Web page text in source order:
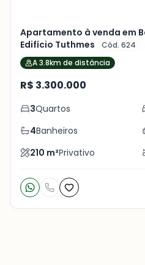
Apartamento à venda em
Edifício Tuthmes
Cód. 624
A 3.8km de distância
R$ 3.300.000
3Quartos
4Banheiros
210 m²Privativo